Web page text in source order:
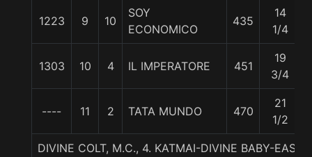
1223 9 10
SOY
ECONOMICO
435
14
1/4
1303 10 4 IL IMPERATORE 451
19
3/4
---- 11 2 TATA MUNDO 470
21
1/2
DIVINE COLT, M.C., 4. KATMAI-DIVINE BABY-